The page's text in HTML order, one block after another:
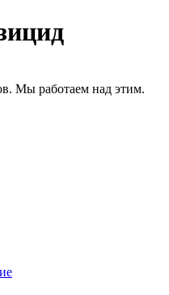
Мы работаем над этим.